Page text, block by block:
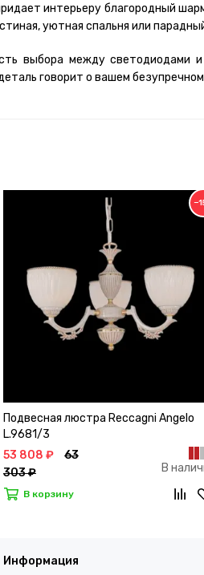
интерьеру благородный
уютная спальня или
выбора между светодиодами и
говорит о вашем безупречном
Подвесная люстра Reccagni Angelo
L.9681/3
53 808 ₽
63
303 ₽
В
В корзину
Информация